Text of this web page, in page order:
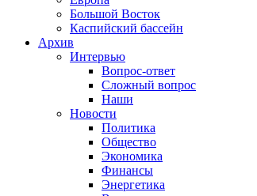
Большой Восток
Каспийский бассейн
Архив
Интервью
Вопрос-ответ
Сложный вопрос
Наши
Новости
Политика
Общество
Экономика
Финансы
Энергетика